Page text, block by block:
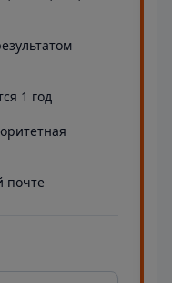
1 год
почте